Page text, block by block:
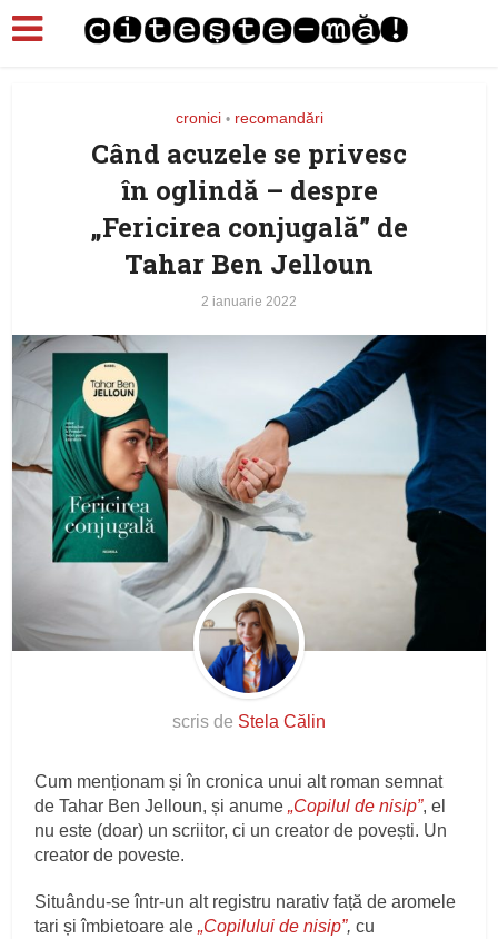
cronici • recomandări
Când acuzele se privesc
în oglindă – despre
„Fericirea conjugală” de
Tahar Ben Jelloun
2 ianuarie 2022
scris de Stela Călin
Cum menționam și în cronica unui alt roman semnat
de Tahar Ben Jelloun, și anume „Copilul de nisip”, el
nu este (doar) un scriitor, ci un creator de povești. Un
creator de poveste.
Situându-se într-un alt registru narativ față de aromele
tari și îmbietoare ale„Copilului de nisip”, cu